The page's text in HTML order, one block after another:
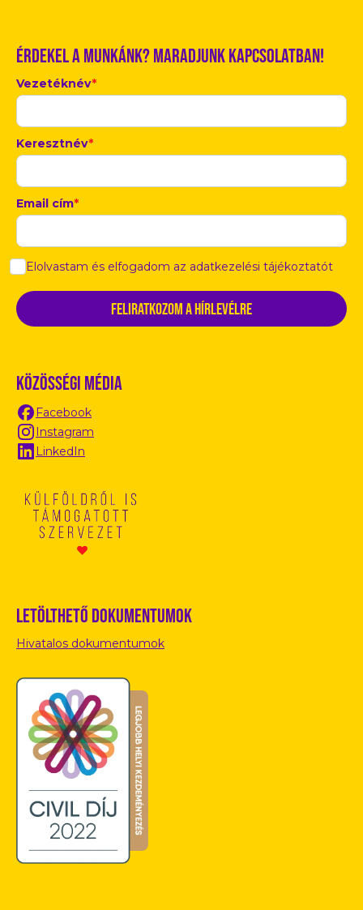
Érdekel a munkánk? Maradjunk kapcsolatban!
Vezetéknév*
Keresztnév*
Email cím*
Elolvastam és elfogadom az adatkezelési tájékoztatót
Közösségi média
Facebook
Instagram
LinkedIn
Letölthető dokumentumok
Hivatalos dokumentumok